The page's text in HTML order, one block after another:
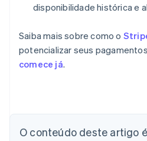
disponibilidade histórica e
Saiba mais sobre como o
potencializar seus
comece já.
O conteúdo deste artigo
Austrália